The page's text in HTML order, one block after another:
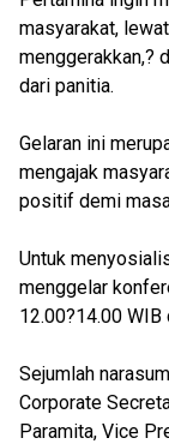
masyarakat,
menggerakkan,?
dari panitia.
Gelaran ini
mengajak
positif demi
Untuk
menggelar
12.00?14.00 WIB
Sejumlah
Corporate
Paramita, Vice